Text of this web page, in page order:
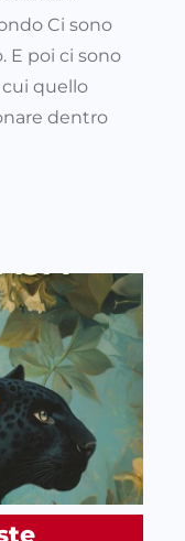
Ci sono
E poi ci sono
quello
dentro